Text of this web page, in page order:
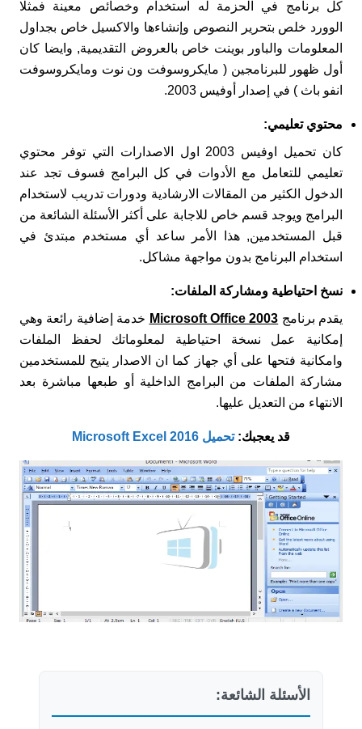
كل برنامج في الحزمة له استخدام وخصائص معينة فمثلا
الوورد خلص بتحرير النصوص وإنشاءها والاكسيل خاص بجداول
المعلومات والباور بوينت خاص بالعروض التقديمية, وايضا كان
أول ظهور للبرنامجين ( مايكروسوفت ون نوت ومايكروسوفت
انفو باث ) في إصدار أوفيس 2003.
محتوي تعليمي:
كان تحميل اوفيس 2003 اول الاصدارات التي توفر محتوي
تعليمي للتعامل مع الأدوات في كل البرامج فسوف تجد عند
الدخول الكثير من المقالات الارشادية ودورات تدريب لاستخدام
البرامج ويوجد قسم خاص للاجابة على أكثر الأسئلة الشائعة من
قبل المستخدمين, هذا الأمر ساعد أي مستخدم مبتدئ في
استخدام البرنامج بدون مواجهة مشاكل.
نسخ احتياطية ومشاركة الملفات:
يقدم برنامج Microsoft Office 2003 خدمة إضافية رائعة وهي
إمكانية عمل نسخة احتياطية لمعلوماتك لحفظ الملفات
وامكانية فتحها على أي جهاز كما ان الاصدار يتيح للمستخدمين
مشاركة الملفات من البرامج الداخلية أو طبعها مباشرة بعد
الانتهاء من التعديل عليها.
قد يعجبك: تحميل Microsoft Excel 2016
الأسئلة الشائعة: